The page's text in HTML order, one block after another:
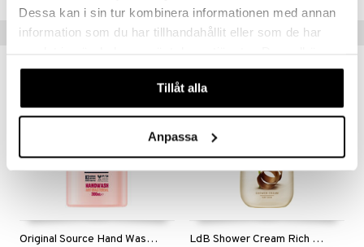
Dessa kan i sin tur kombinera informationen med annan
information som du har tillhandahållit eller som de har
våra cookies vid fortsatt användande av vår webbplats.
Tillåt alla
Anpassa
Suositut tuotteet
Original Source Hand Wash Vanilla & Raspberry LdB Shower Cream Rich Jasmine - Dry Skin